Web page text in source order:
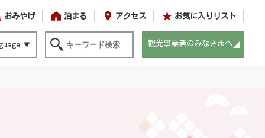
おみやげ 泊まる アクセス お気に入りリスト
観光事業者のみなさまへ